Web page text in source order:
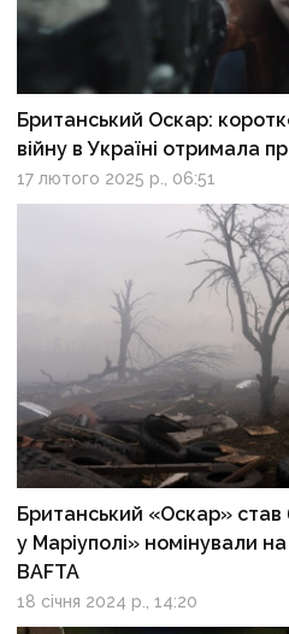
Британський Оскар:
війну в Україні отримала
17 лютого 2025 р., 06:51
Британський «Оскар» став
у Маріуполі» номінували
BAFTA
18 січня 2024 р., 14:20